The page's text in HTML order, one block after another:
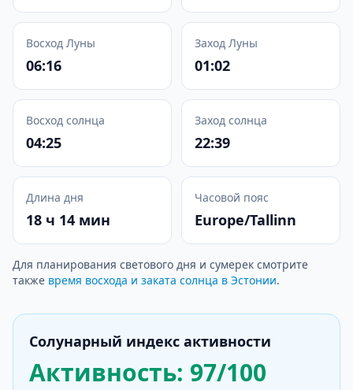
Восход Луны
06:16
Заход Луны
01:02
Восход солнца
04:25
Заход солнца
22:39
Длина дня
18 ч 14 мин
Часовой пояс
Europe/Tallinn
Для планирования светового дня и сумерек смотрите
также время восхода и заката солнца в Эстонии.
Солунарный индекс активности
Активность: 97/100